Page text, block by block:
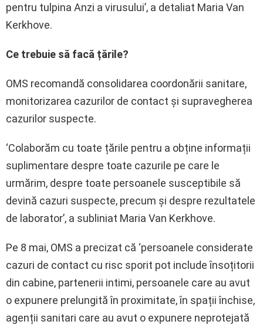
pentru tulpina Anzi a virusului’, a detaliat Maria Van
Kerkhove.
Ce trebuie să facă țările?
OMS recomandă consolidarea coordonării sanitare,
monitorizarea cazurilor de contact și supravegherea
cazurilor suspecte.
‘Colaborăm cu toate țările pentru a obține informații
suplimentare despre toate cazurile pe care le
urmărim, despre toate persoanele susceptibile să
devină cazuri suspecte, precum și despre rezultatele
de laborator’, a subliniat Maria Van Kerkhove.
Pe 8 mai, OMS a precizat că ‘persoanele considerate
cazuri de contact cu risc sporit pot include însoțitorii
din cabine, partenerii intimi, persoanele care au avut
o expunere prelungită în proximitate, în spații închise,
agenții sanitari care au avut o expunere neprotejată